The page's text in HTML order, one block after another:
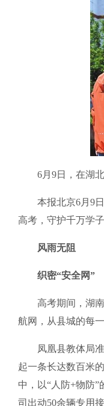
6月9日，在湖北
本报北京6月9日
高考，守护千万学子
风雨无阻
织密“安全网”
高考期间，湖南
航网，从县城的每
凤凰县教体局准
起一条长达数百米
中，以“人防+物防
司出动50余辆专用